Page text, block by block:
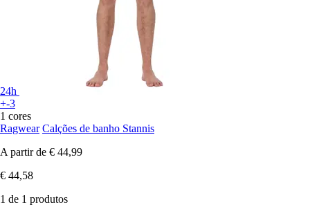
24h
+-3
1 cores
Ragwear Calções de banho Stannis
A partir de € 44,99
€ 44,58
1 de 1 produtos